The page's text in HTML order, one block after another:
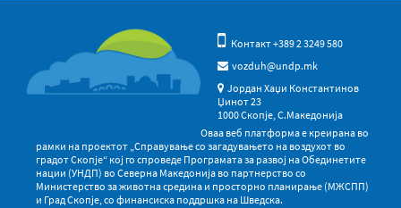
Контакт +389 2 3249 580
vozduh@undp.mk
Јордан Хаџи Константинов
Џинот 23
1000 Скопје, С.Македонија
Оваа веб платформа е креирана во
рамки на проектот „Справување со загадувањето на воздухот во
градот Скопје“ кој го спроведе Програмата за развој на Обединетите
нации (УНДП) во Северна Македонија во партнерство со
Министерство за животна средина и просторно планирање (МЖСПП)
и Град Скопје, со финансиска поддршка на Шведска.